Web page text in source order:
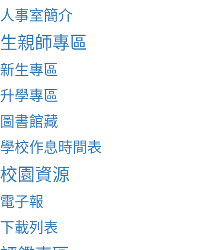
人事室簡介
生親師專區
新生專區
升學專區
圖書館藏
學校作息時間表
校園資源
電子報
下載列表